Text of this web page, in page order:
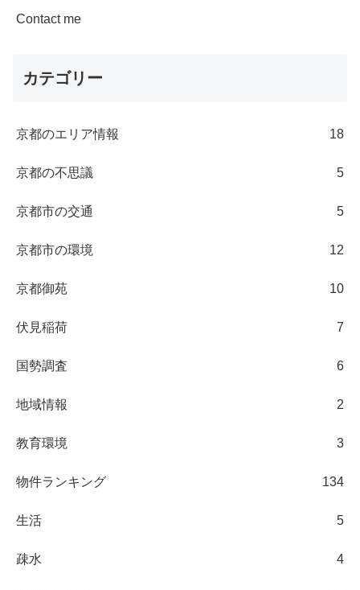
Contact me
カテゴリー
京都のエリア情報 18
京都の不思議 5
京都市の交通 5
京都市の環境 12
京都御苑 10
伏見稲荷 7
国勢調査 6
地域情報 2
教育環境 3
物件ランキング 134
生活 5
疎水 4